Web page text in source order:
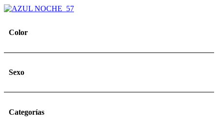
Color
Sexo
Categorías